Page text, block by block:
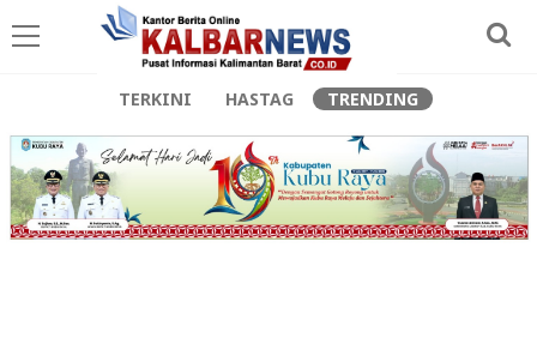
TERKINI HASTAG TRENDING